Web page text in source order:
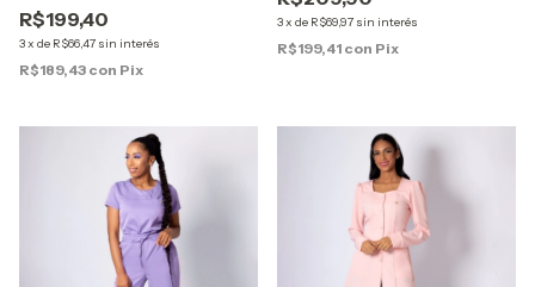
R$199,40
3x de R$66,47 sin interés
R$189,43 con Pix
3x de R$69,97 sin interés
R$199,41 con Pix